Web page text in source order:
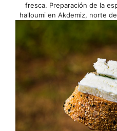
fresca. Preparación de la
halloumi en Akdemiz, norte